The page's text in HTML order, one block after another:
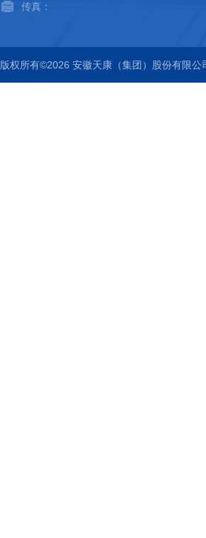
传真：
版权所有©2026 安徽天康（集团）股份有限